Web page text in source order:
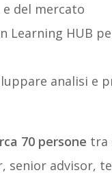
del mercato
Learning HUB
analisi e
70 persone tra
senior advisor,